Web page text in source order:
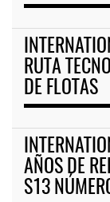
RUTA
DE FLOTAS
AÑOS DE
S13